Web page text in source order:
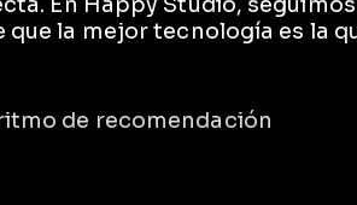
la mejor tecnología es la
de recomendación